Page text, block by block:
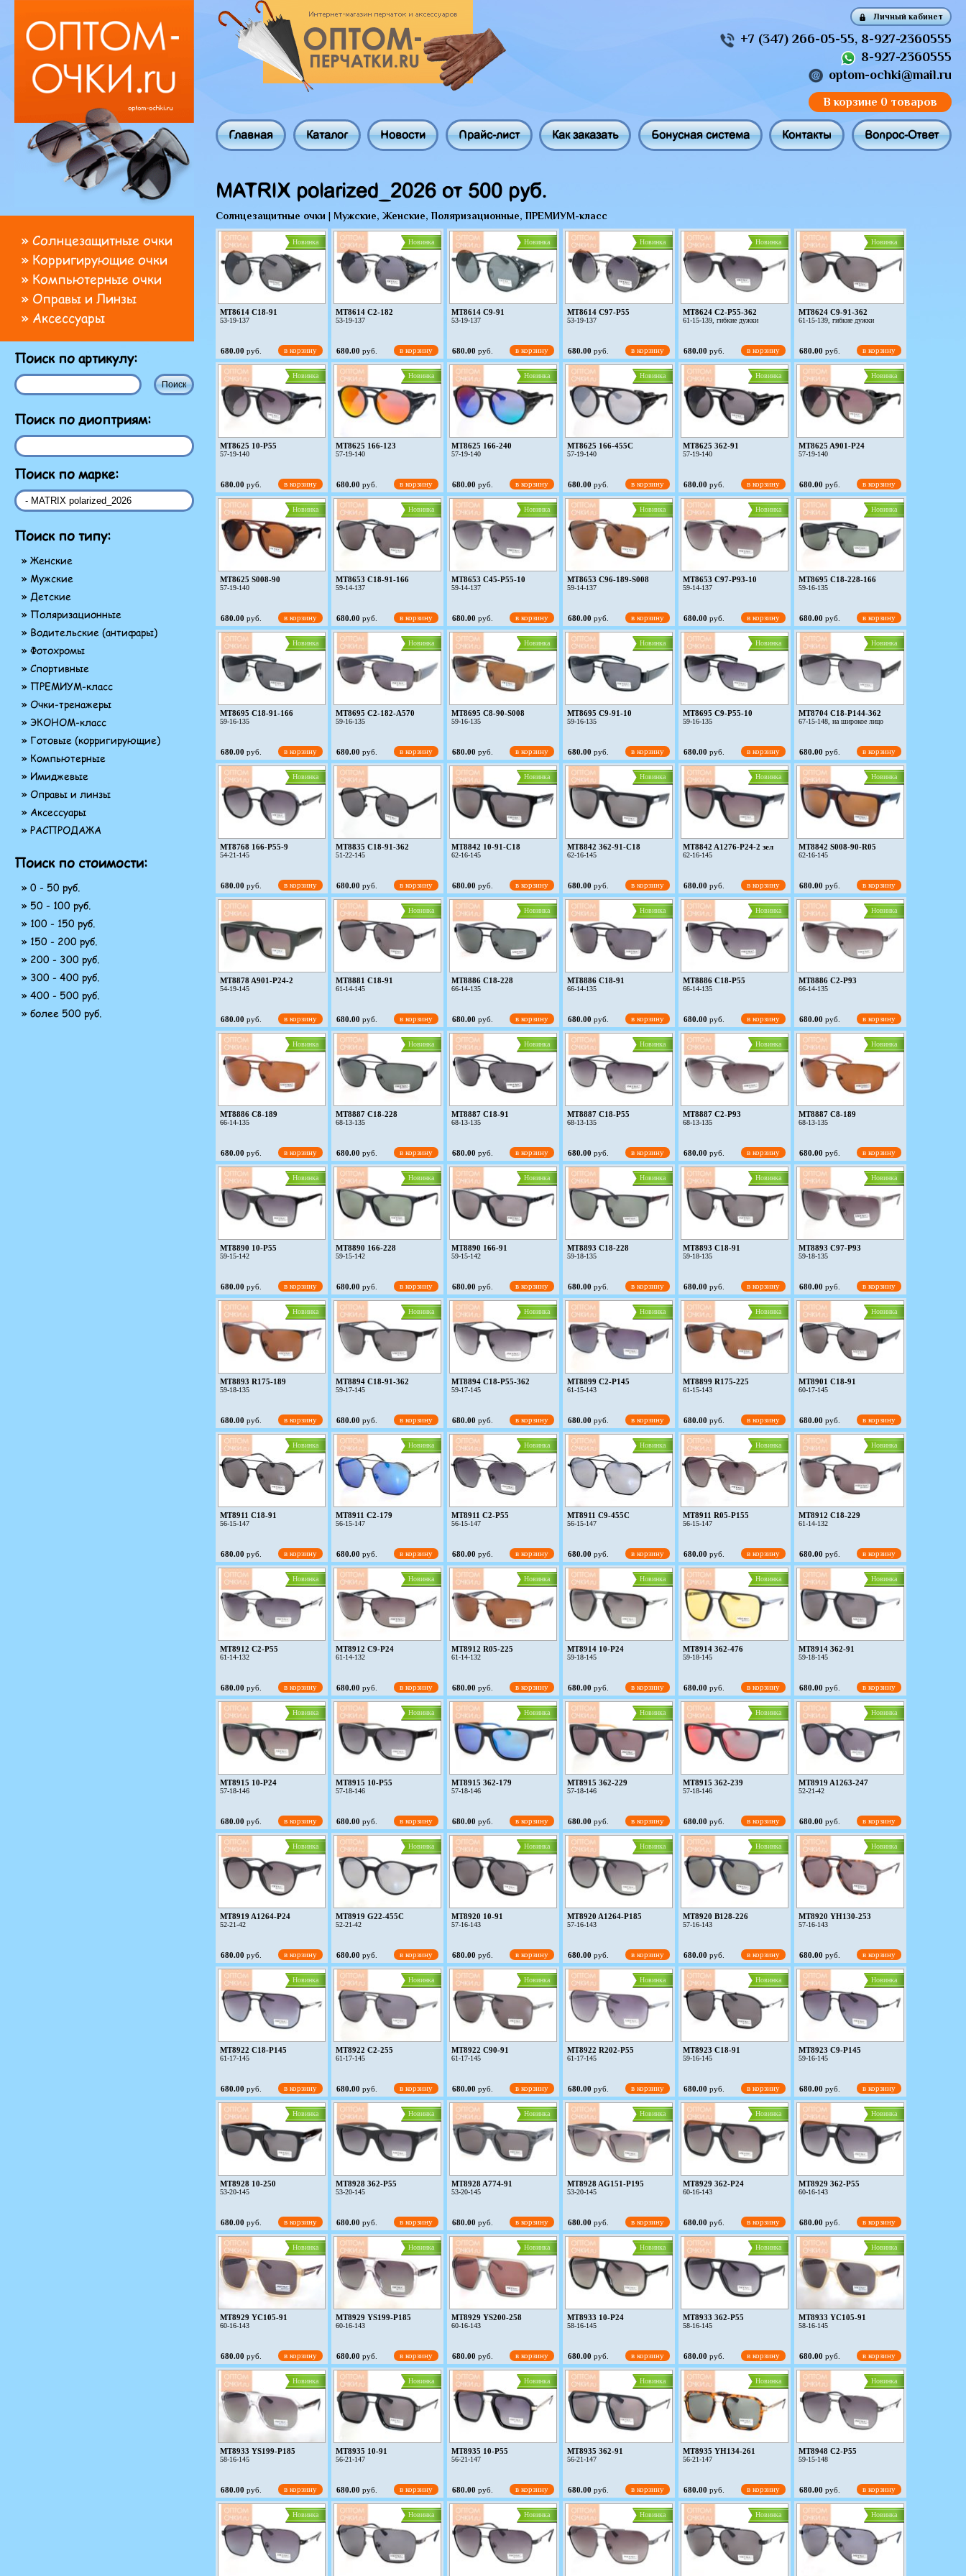
» Солнцезащитные очки
» Корригирующие очки
» Компьютерные очки
» Оправы и Линзы
» Аксессуары
Поиск по артикулу:
Поиск по диоптриям:
Поиск по марке:
Поиск по типу:
» Женские
» Мужские
» Детские
» Поляризационные
» Водительские (антифары)
» Фотохромы
» Спортивные
» ПРЕМИУМ-класс
» Очки-тренажеры
» ЭКОНОМ-класс
» Готовые (корригирующие)
» Компьютерные
» Имиджевые
» Оправы и линзы
» Аксессуары
» РАСПРОДАЖА
Поиск по стоимости:
» 0 - 50 руб.
» 50 - 100 руб.
» 100 - 150 руб.
» 150 - 200 руб.
» 200 - 300 руб.
» 300 - 400 руб.
» 400 - 500 руб.
» более 500 руб.
MATRIX polarized_2026 от 500 руб.
Солнцезащитные очки | Мужские, Женские, Поляризационные, ПРЕМИУМ-класс
MT8614 C18-91
53-19-137
Новинка
680.00 руб. в корзину
MT8614 C2-182
53-19-137
Новинка
680.00 руб. в корзину
MT8614 C9-91
53-19-137
Новинка
680.00 руб. в корзину
MT8614 C97-P55
53-19-137
Новинка
680.00 руб. в корзину
MT8624 C2-P55-362
61-15-139, гибкие дужки
Новинка
680.00 руб. в корзину
MT8624 C9-91-362
61-15-139, гибкие дужки
Новинка
680.00 руб. в корзину
MT8625 10-P55
57-19-140
Новинка
680.00 руб. в корзину
MT8625 166-123
57-19-140
Новинка
680.00 руб. в корзину
MT8625 166-240
57-19-140
Новинка
680.00 руб. в корзину
MT8625 166-455C
57-19-140
Новинка
680.00 руб. в корзину
MT8625 362-91
57-19-140
Новинка
680.00 руб. в корзину
MT8625 A901-P24
57-19-140
Новинка
680.00 руб. в корзину
MT8625 S008-90
57-19-140
Новинка
680.00 руб. в корзину
MT8653 C18-91-166
59-14-137
Новинка
680.00 руб. в корзину
MT8653 C45-P55-10
59-14-137
Новинка
680.00 руб. в корзину
MT8653 C96-189-S008
59-14-137
Новинка
680.00 руб. в корзину
MT8653 C97-P93-10
59-14-137
Новинка
680.00 руб. в корзину
MT8695 C18-228-166
59-16-135
Новинка
680.00 руб. в корзину
MT8695 C18-91-166
59-16-135
Новинка
680.00 руб. в корзину
MT8695 C2-182-A570
59-16-135
Новинка
680.00 руб. в корзину
MT8695 C8-90-S008
59-16-135
Новинка
680.00 руб. в корзину
MT8695 C9-91-10
59-16-135
Новинка
680.00 руб. в корзину
MT8695 C9-P55-10
59-16-135
Новинка
680.00 руб. в корзину
MT8704 C18-P144-362
67-15-148, на широкое лицо
Новинка
680.00 руб. в корзину
MT8768 166-P55-9
54-21-145
Новинка
680.00 руб. в корзину
MT8835 C18-91-362
51-22-145
680.00 руб. в корзину
MT8842 10-91-C18
62-16-145
Новинка
680.00 руб. в корзину
MT8842 362-91-C18
62-16-145
Новинка
680.00 руб. в корзину
MT8842 A1276-P24-2 зел
62-16-145
Новинка
680.00 руб. в корзину
MT8842 S008-90-R05
62-16-145
Новинка
680.00 руб. в корзину
MT8878 A901-P24-2
54-19-145
680.00 руб. в корзину
MT8881 C18-91
61-14-145
Новинка
680.00 руб. в корзину
MT8886 C18-228
66-14-135
Новинка
680.00 руб. в корзину
MT8886 C18-91
66-14-135
Новинка
680.00 руб. в корзину
MT8886 C18-P55
66-14-135
Новинка
680.00 руб. в корзину
MT8886 C2-P93
66-14-135
Новинка
680.00 руб. в корзину
MT8886 C8-189
66-14-135
Новинка
680.00 руб. в корзину
MT8887 C18-228
68-13-135
Новинка
680.00 руб. в корзину
MT8887 C18-91
68-13-135
Новинка
680.00 руб. в корзину
MT8887 C18-P55
68-13-135
Новинка
680.00 руб. в корзину
MT8887 C2-P93
68-13-135
Новинка
680.00 руб. в корзину
MT8887 C8-189
68-13-135
Новинка
680.00 руб. в корзину
MT8890 10-P55
59-15-142
Новинка
680.00 руб. в корзину
MT8890 166-228
59-15-142
Новинка
680.00 руб. в корзину
MT8890 166-91
59-15-142
Новинка
680.00 руб. в корзину
MT8893 C18-228
59-18-135
Новинка
680.00 руб. в корзину
MT8893 C18-91
59-18-135
Новинка
680.00 руб. в корзину
MT8893 C97-P93
59-18-135
Новинка
680.00 руб. в корзину
MT8893 R175-189
59-18-135
Новинка
680.00 руб. в корзину
MT8894 C18-91-362
59-17-145
Новинка
680.00 руб. в корзину
MT8894 C18-P55-362
59-17-145
Новинка
680.00 руб. в корзину
MT8899 C2-P145
61-15-143
Новинка
680.00 руб. в корзину
MT8899 R175-225
61-15-143
Новинка
680.00 руб. в корзину
MT8901 C18-91
60-17-145
Новинка
680.00 руб. в корзину
MT8911 C18-91
56-15-147
Новинка
680.00 руб. в корзину
MT8911 C2-179
56-15-147
Новинка
680.00 руб. в корзину
MT8911 C2-P55
56-15-147
Новинка
680.00 руб. в корзину
MT8911 C9-455C
56-15-147
Новинка
680.00 руб. в корзину
MT8911 R05-P155
56-15-147
Новинка
680.00 руб. в корзину
MT8912 C18-229
61-14-132
Новинка
680.00 руб. в корзину
MT8912 C2-P55
61-14-132
Новинка
680.00 руб. в корзину
MT8912 C9-P24
61-14-132
Новинка
680.00 руб. в корзину
MT8912 R05-225
61-14-132
Новинка
680.00 руб. в корзину
MT8914 10-P24
59-18-145
Новинка
680.00 руб. в корзину
MT8914 362-476
59-18-145
Новинка
680.00 руб. в корзину
MT8914 362-91
59-18-145
Новинка
680.00 руб. в корзину
MT8915 10-P24
57-18-146
Новинка
680.00 руб. в корзину
MT8915 10-P55
57-18-146
Новинка
680.00 руб. в корзину
MT8915 362-179
57-18-146
Новинка
680.00 руб. в корзину
MT8915 362-229
57-18-146
Новинка
680.00 руб. в корзину
MT8915 362-239
57-18-146
Новинка
680.00 руб. в корзину
MT8919 A1263-247
52-21-42
Новинка
680.00 руб. в корзину
MT8919 A1264-P24
52-21-42
Новинка
680.00 руб. в корзину
MT8919 G22-455C
52-21-42
Новинка
680.00 руб. в корзину
MT8920 10-91
57-16-143
Новинка
680.00 руб. в корзину
MT8920 A1264-P185
57-16-143
Новинка
680.00 руб. в корзину
MT8920 B128-226
57-16-143
Новинка
680.00 руб. в корзину
MT8920 YH130-253
57-16-143
Новинка
680.00 руб. в корзину
MT8922 C18-P145
61-17-145
Новинка
680.00 руб. в корзину
MT8922 C2-255
61-17-145
Новинка
680.00 руб. в корзину
MT8922 C90-91
61-17-145
Новинка
680.00 руб. в корзину
MT8922 R202-P55
61-17-145
Новинка
680.00 руб. в корзину
MT8923 C18-91
59-16-145
Новинка
680.00 руб. в корзину
MT8923 C9-P145
59-16-145
Новинка
680.00 руб. в корзину
MT8928 10-250
53-20-145
Новинка
680.00 руб. в корзину
MT8928 362-P55
53-20-145
Новинка
680.00 руб. в корзину
MT8928 A774-91
53-20-145
Новинка
680.00 руб. в корзину
MT8928 AG151-P195
53-20-145
Новинка
680.00 руб. в корзину
MT8929 362-P24
60-16-143
Новинка
680.00 руб. в корзину
MT8929 362-P55
60-16-143
Новинка
680.00 руб. в корзину
MT8929 YC105-91
60-16-143
Новинка
680.00 руб. в корзину
MT8929 YS199-P185
60-16-143
Новинка
680.00 руб. в корзину
MT8929 YS200-258
60-16-143
Новинка
680.00 руб. в корзину
MT8933 10-P24
58-16-145
Новинка
680.00 руб. в корзину
MT8933 362-P55
58-16-145
Новинка
680.00 руб. в корзину
MT8933 YC105-91
58-16-145
Новинка
680.00 руб. в корзину
MT8933 YS199-P185
58-16-145
Новинка
680.00 руб. в корзину
MT8935 10-91
56-21-147
Новинка
680.00 руб. в корзину
MT8935 10-P55
56-21-147
Новинка
680.00 руб. в корзину
MT8935 362-91
56-21-147
Новинка
680.00 руб. в корзину
MT8935 YH134-261
56-21-147
Новинка
680.00 руб. в корзину
MT8948 C2-P55
59-15-148
Новинка
680.00 руб. в корзину
Новинка Новинка Новинка Новинка Новинка Новинка
Личный кабинет
+7 (347) 266-05-55, 8-927-2360555
8-927-2360555
optom-ochki@mail.ru
В корзине 0 товаров
Главная Каталог Новости Прайс-лист Как заказать Бонусная система Контакты Вопрос-Ответ